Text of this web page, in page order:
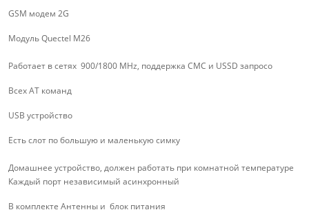
GSM модем 2G
Модуль Quectel M26
Работает в сетях 900/1800 MHz, поддержка СМС и USSD запросо
Всех AT команд
USB устройство
Есть слот по большую и маленькую симку
Домашнее устройство, должен работать при комнатной температуре
Каждый порт независимый асинхронный
В комплекте Антенны и блок питания